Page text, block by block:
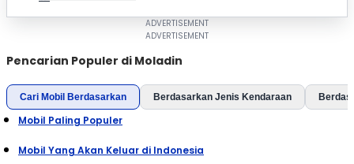
Pencarian Populer di Moladin
Cari Mobil Berdasarkan Berdasarkan Jenis Kendaraan
Mobil Paling Populer
Mobil Yang Akan Keluar di Indonesia